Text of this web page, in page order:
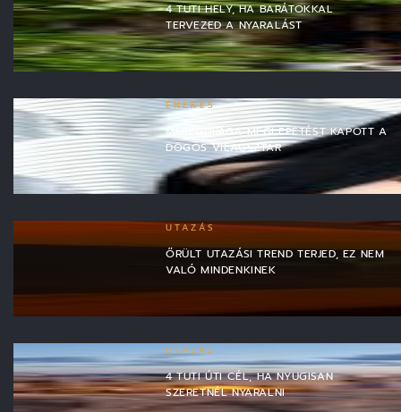
4 TUTI HELY, HA BARÁTOKKAL
TERVEZED A NYARALÁST
ÉNEKES
MÉREGDRÁGA MEGLEPETÉST KAPOTT A
DÖGÖS VILÁGSZTÁR
UTAZÁS
ŐRÜLT UTAZÁSI TREND TERJED, EZ NEM
VALÓ MINDENKINEK
UTAZÁS
4 TUTI ÚTI CÉL, HA NYUGISAN
SZERETNÉL NYARALNI